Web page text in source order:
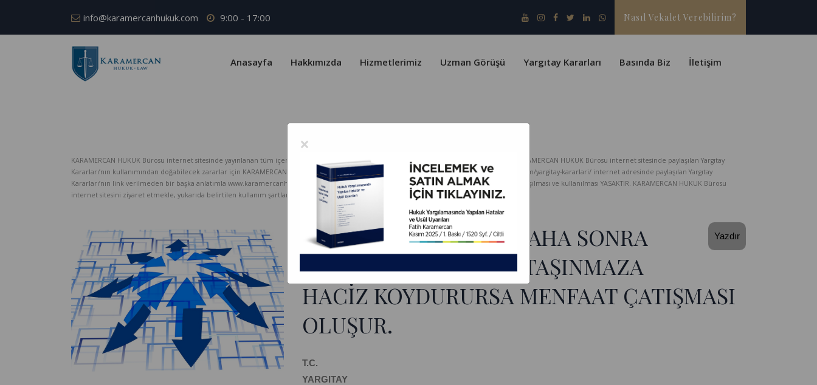
info@karamercanhukuk.com 9:00 - 17:00 Nasıl Vekalet Verebilirim?
Anasayfa Hakkımızda Hizmetlerimiz Uzman Görüşü Yargıtay Kararları Basında Biz İletişim
KARAMERCAN HUKUK Bürosu internet sitesinde yayınlanan tüm içerik telif yasaları ve Türk Patent Enstitüsü kapsamında koruma altındadır. KARAMERCAN HUKUK Bürosu internet sitesinde paylaşılan Yargıtay
Kararları’nın kullanımından doğabilecek zararlar için KARAMERCAN HUKUK Bürosu hiçbir sorumluluk kabul etmez. www.karamercanhukuk.com/yargitay-kararlari/ internet adresinde paylaşılan Yargıtay
Kararları’nın link verilmeden bir başka anlatımla www.karamercanhukuk.com internet adresinden alındığı belirtilmeksizin kopyalanması, paylaşılması ve kullanılması YASAKTIR. KARAMERCAN HUKUK Bürosu
internet sitesini ziyaret etmekle, yukarıda belirtilen kullanım şartlarını kabul etmiş sayılırsınız.
Yazdır
BORÇLUNUN VEKİLİ DAHA SONRA
KENDİ DOSYASINDAN TAŞINMAZA
HACİZ KOYDURURSA MENFAAT ÇATIŞMASI
OLUŞUR.
T.C.
YARGITAY
×